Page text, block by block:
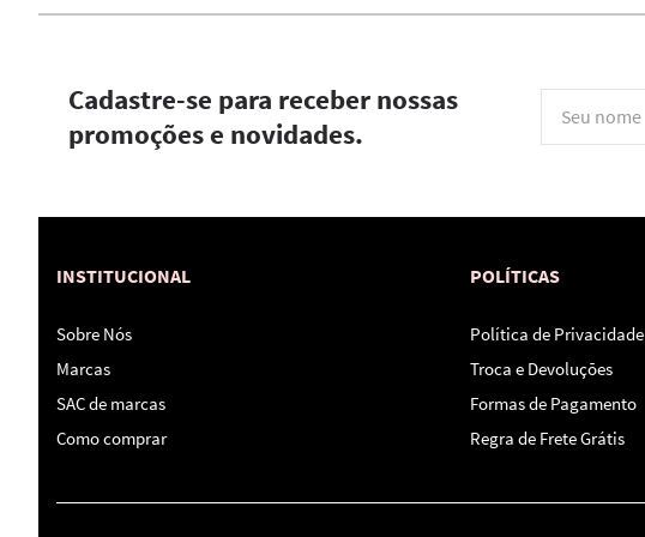
Cadastre-se para receber nossas
promoções e novidades.
INSTITUCIONAL
Sobre Nós
Marcas
SAC de marcas
Como comprar
POLÍTICAS
Política de Privacidade
Troca e Devoluções
Formas de Pagamento
Regra de Frete Grátis